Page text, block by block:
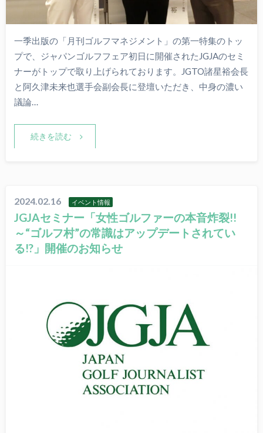
一季出版の「月刊ゴルフマネジメント」の第一特集のトッ
プで、ジャパンゴルフフェア初日に開催されたJGJAのセミ
ナーがトップで取り上げられております。JGTO諸星裕会長
と阿久津未来也選手会副会長に登壇いただき、中身の濃い
議論…
続きを読む
2024.02.16 イベント情報
JGJAセミナー「女性ゴルファーの本音炸裂!!
～“ゴルフ村”の常識はアップデートされてい
る!?」開催のお知らせ